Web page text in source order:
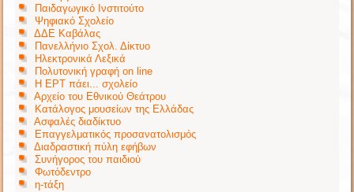
Παιδαγωγικό Ινστιτούτο
Ψηφιακό Σχολείο
ΔΔΕ Καβάλας
Πανελλήνιο Σχολ. Δίκτυο
Ηλεκτρονικά Λεξικά
Πολυτονική γραφή on line
Η ΕΡΤ πάει... σχολείο
Αρχείο του Εθνικού Θεάτρου
Κατάλογος μουσείων της Ελλάδας
Ασφαλές διαδίκτυο
Επαγγελματικός προσανατολισμός
Διαδραστική πύλη εφήβων
Συνήγορος του παιδιού
Φωτόδεντρο
η-τάξη